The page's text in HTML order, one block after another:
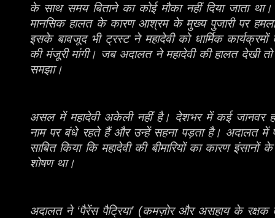
के साथ समय बिताने का कोई मौका नहीं दिया जाता
मानसिक हालत के कारण आश्रम के मुख्य पुजारी पर
इसके बावजूद भी ट्रस्ट ने महादेवी को धार्मिक
की मंजूरी मांगी। जब अदालत ने महादेवी की हालत देखी
समझा।
असल में महादेवी अकेली नहीं है। देशभर में कई जानवर
नाम पर बंधे रहते हैं और उन्हें सहना पड़ता है। अदालत में
साबित किया कि महादेवी की बीमारियों का कारण इंसानों के
शोषण था।
अदालत ने ‘पैरेंस पैट्रिया’ (कमज़ोर और असहाय के